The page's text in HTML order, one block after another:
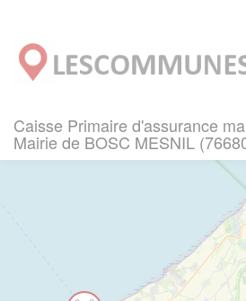
Caisse Primaire d'assurance
Mairie de BOSC MESNIL